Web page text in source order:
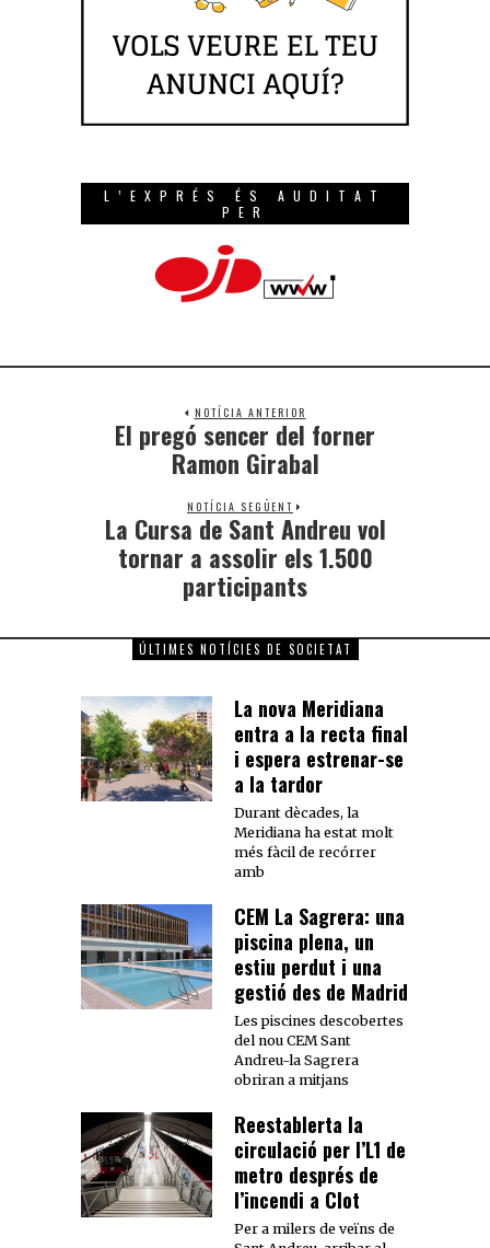
L’EXPRÉS ÉS AUDITAT
PER
NOTÍCIA ANTERIOR
El pregó sencer del forner
Ramon Girabal
NOTÍCIA SEGÜENT
La Cursa de Sant Andreu vol
tornar a assolir els 1.500
participants
ÚLTIMES NOTÍCIES DE SOCIETAT
La nova Meridiana
entra a la recta final
i espera estrenar-se
a la tardor
Durant dècades, la
Meridiana ha estat molt
més fàcil de recórrer
amb
CEM La Sagrera: una
piscina plena, un
estiu perdut i una
gestió des de Madrid
Les piscines descobertes
del nou CEM Sant
Andreu-la Sagrera
obriran a mitjans
Reestablerta la
circulació per l’L1 de
metro després de
l’incendi a Clot
Per a milers de veïns de